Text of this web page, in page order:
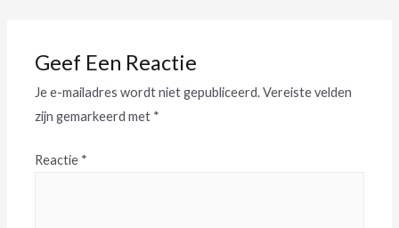
Geef Een Reactie
Je e-mailadres wordt niet gepubliceerd.Vereiste velden
zijn gemarkeerd met *
Reactie *